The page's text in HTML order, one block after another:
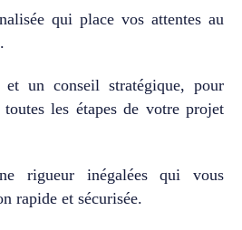
qui place vos attentes au
et un conseil stratégique, pour
les étapes de votre projet
rigueur inégalées qui vous
rapide et sécurisée.